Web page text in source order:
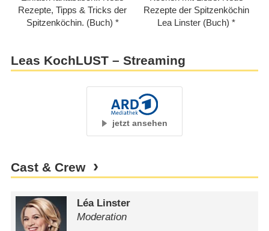
Rezepte, Tipps & Tricks der
Spitzenköchin. (Buch)
Rezepte der Spitzenköchin
Lea Linster (Buch)
Leas KochLUST – Streaming
jetzt ansehen
Cast & Crew
Léa Linster
Moderation